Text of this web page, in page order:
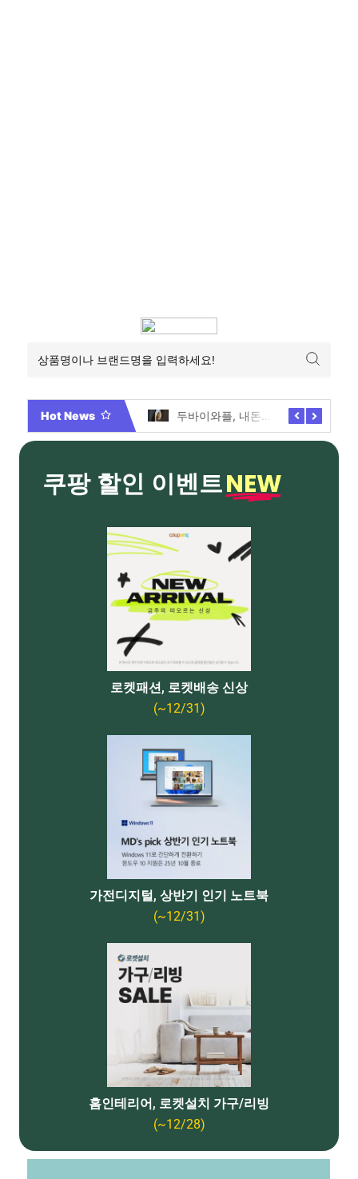
Hot News Video By 대학전쟁 시즌 3 전편 공개 완료! 두바이와플, 내돈내산 먹어본 찐후기!
쿠팡 할인 이벤트NEW
로켓패션, 로켓배송 신상
(~12/31)
가전디지털, 상반기 인기 노트북
(~12/31)
홈인테리어, 로켓설치 가구/리빙
(~12/28)